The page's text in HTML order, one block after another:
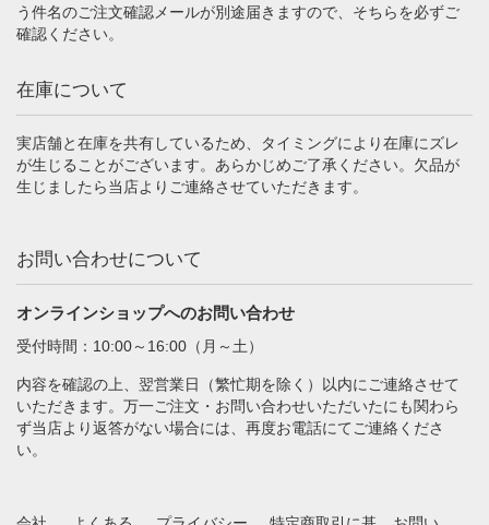
う件名のご注文確認メールが別途届きますので、そちらを必ずご
確認ください。
在庫について
実店舗と在庫を共有しているため、タイミングにより在庫にズレ
が生じることがございます。あらかじめご了承ください。欠品が
生じましたら当店よりご連絡させていただきます。
お問い合わせについて
オンラインショップへのお問い合わせ
受付時間：10:00～16:00（月～土）
内容を確認の上、翌営業日（繁忙期を除く）以内にご連絡させて
いただきます。万一ご注文・お問い合わせいただいたにも関わら
ず当店より返答がない場合には、再度お電話にてご連絡くださ
い。